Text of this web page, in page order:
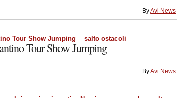
ByAvi News
Tour Show Jumping salto ostacoli
Tour Show Jumping
ByAvi News